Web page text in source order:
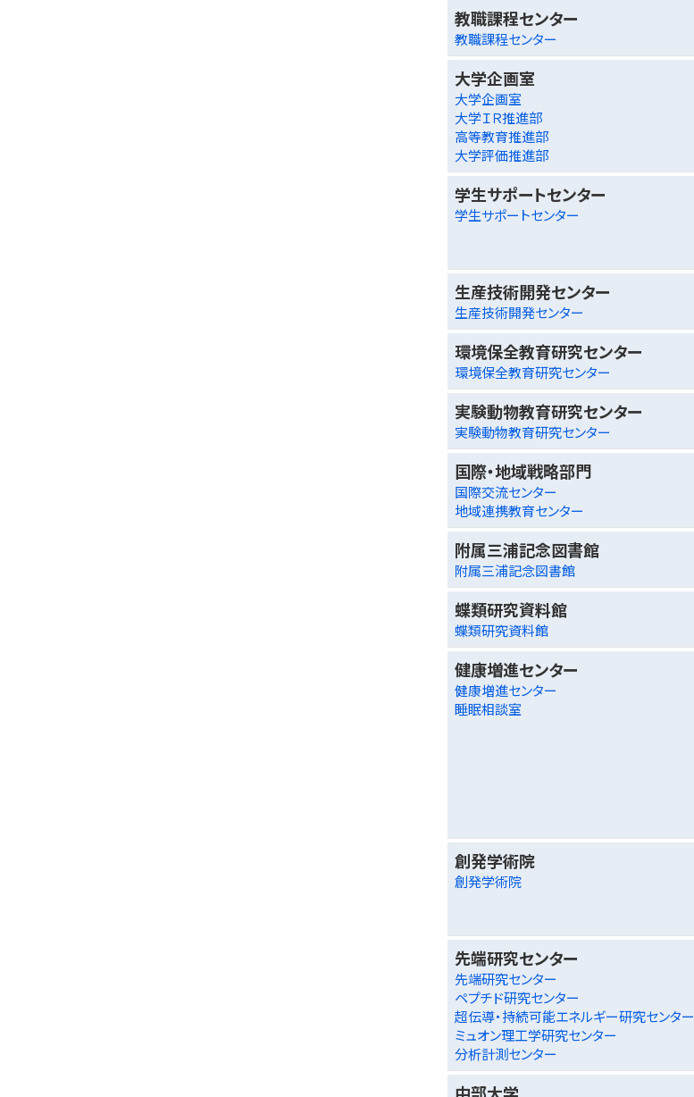
教職課程センター
教職課程センター
大学企画室
大学企画室
大学ＩＲ推進部
高等教育推進部
大学評価推進部
学生サポートセンター
学生サポートセンター
生産技術開発センター
生産技術開発センター
環境保全教育研究センター
環境保全教育研究センター
実験動物教育研究センター
実験動物教育研究センター
国際・地域戦略部門
国際交流センター
地域連携教育センター
附属三浦記念図書館
附属三浦記念図書館
蝶類研究資料館
蝶類研究資料館
健康増進センター
健康増進センター
睡眠相談室
創発学術院
創発学術院
先端研究センター
先端研究センター
ペプチド研究センター
超伝導・持続可能エネルギー研究センター
ミュオン理工学研究センター
分析計測センター